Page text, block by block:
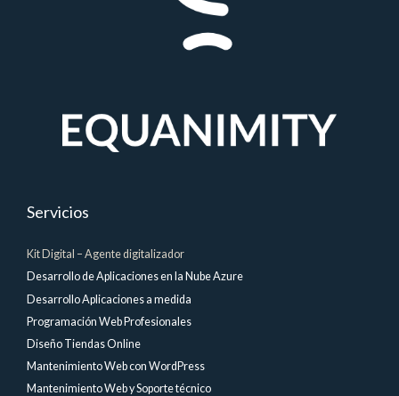
Servicios
Kit Digital – Agente digitalizador
Desarrollo de Aplicaciones en la Nube Azure
Desarrollo Aplicaciones a medida
Programación Web Profesionales
Diseño Tiendas Online
Mantenimiento Web con WordPress
Mantenimiento Web y Soporte técnico